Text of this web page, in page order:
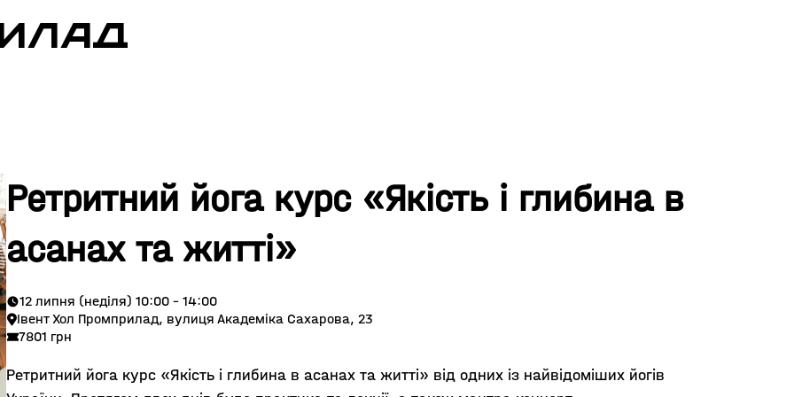
Ретритний йога курс «Якість і глибина в
асанах та житті»
12 липня (неділя) 10:00 - 14:00
Івент Хол Промприлад, вулиця Академіка Сахарова, 23
7801 грн
Ретритний йога курс «Якість і глибина в асанах та житті» від одних із найвідоміших йогів